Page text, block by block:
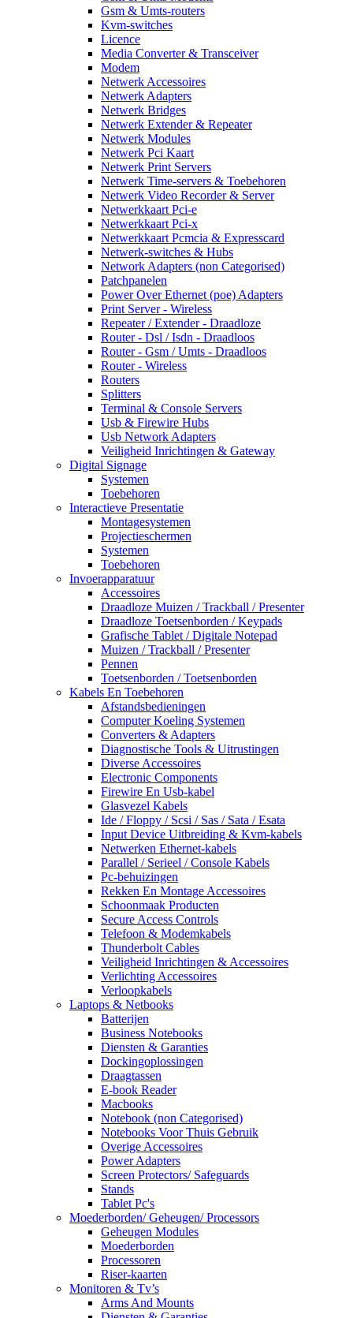
Gsm & Umts-routers
Kvm-switches
Licence
Media Converter & Transceiver
Modem
Netwerk Accessoires
Netwerk Adapters
Netwerk Bridges
Netwerk Extender & Repeater
Netwerk Modules
Netwerk Pci Kaart
Netwerk Print Servers
Netwerk Time-servers & Toebehoren
Netwerk Video Recorder & Server
Netwerkkaart Pci-e
Netwerkkaart Pci-x
Netwerkkaart Pcmcia & Expresscard
Netwerk-switches & Hubs
Network Adapters (non Categorised)
Patchpanelen
Power Over Ethernet (poe) Adapters
Print Server - Wireless
Repeater / Extender - Draadloze
Router - Dsl / Isdn - Draadloos
Router - Gsm / Umts - Draadloos
Router - Wireless
Routers
Splitters
Terminal & Console Servers
Usb & Firewire Hubs
Usb Network Adapters
Veiligheid Inrichtingen & Gateway
Digital Signage
Systemen
Toebehoren
Interactieve Presentatie
Montagesystemen
Projectieschermen
Systemen
Toebehoren
Invoerapparatuur
Accessoires
Draadloze Muizen / Trackball / Presenter
Draadloze Toetsenborden / Keypads
Grafische Tablet / Digitale Notepad
Muizen / Trackball / Presenter
Pennen
Toetsenborden / Toetsenborden
Kabels En Toebehoren
Afstandsbedieningen
Computer Koeling Systemen
Converters & Adapters
Diagnostische Tools & Uitrustingen
Diverse Accessoires
Electronic Components
Firewire En Usb-kabel
Glasvezel Kabels
Ide / Floppy / Scsi / Sas / Sata / Esata
Input Device Uitbreiding & Kvm-kabels
Netwerken Ethernet-kabels
Parallel / Serieel / Console Kabels
Pc-behuizingen
Rekken En Montage Accessoires
Schoonmaak Producten
Secure Access Controls
Telefoon & Modemkabels
Thunderbolt Cables
Veiligheid Inrichtingen & Accessoires
Verlichting Accessoires
Verloopkabels
Laptops & Netbooks
Batterijen
Business Notebooks
Diensten & Garanties
Dockingoplossingen
Draagtassen
E-book Reader
Macbooks
Notebook (non Categorised)
Notebooks Voor Thuis Gebruik
Overige Accessoires
Power Adapters
Screen Protectors/ Safeguards
Stands
Tablet Pc's
Moederborden/ Geheugen/ Processors
Geheugen Modules
Moederborden
Processoren
Riser-kaarten
Monitoren & Tv’s
Arms And Mounts